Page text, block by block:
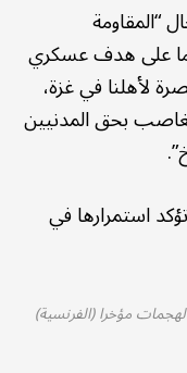
“المقاومة
على هدف عسكري
لأهلنا في غزة،
بحق المدنيين
استمرارها في
مؤخرا (الفرنسية)